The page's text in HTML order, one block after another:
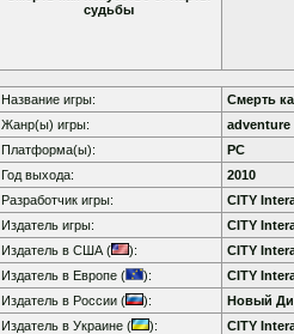
судьбы
Название игры:
Смерть
Жанр(ы) игры:
adventure
Платформа(ы):
PC
Год выхода:
2010
Разработчик игры:
CITY
Издатель игры:
CITY
Издатель в США (
):
CITY
Издатель в Европе (
):
CITY
Издатель в России (
):
Новый
Издатель в Украине (
):
CITY